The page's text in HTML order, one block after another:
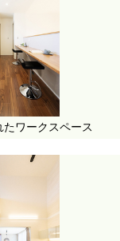
ワークスペース